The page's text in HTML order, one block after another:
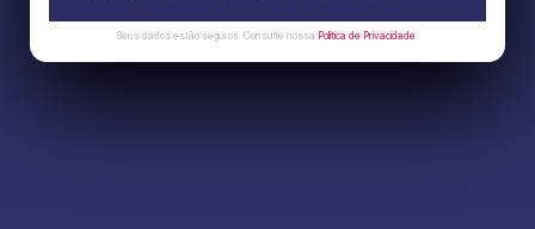
Seus dados estão seguros. Consulte nossa Política de Privacidade .